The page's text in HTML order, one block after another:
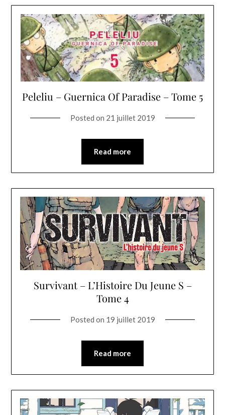
Peleliu – Guernica Of Paradise – Tome 5
Posted on 21 juillet 2019
Read more
Survivant – L’Histoire Du Jeune S –
Tome 4
Posted on 19 juillet 2019
Read more